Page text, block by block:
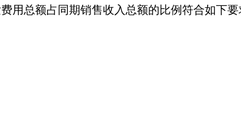
总额占同期销售收入总额的比例符合如下要